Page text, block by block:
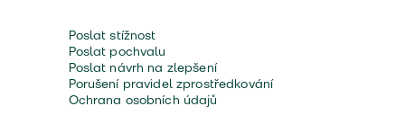
Poslat stížnost
Poslat pochvalu
Poslat návrh na zlepšení
Porušení pravidel zprostředkování
Ochrana osobních údajů